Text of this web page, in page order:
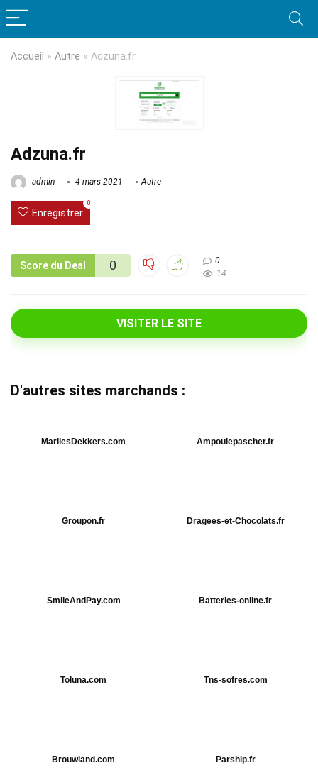
Accueil » Autre » Adzuna.fr
Adzuna.fr
admin 4 mars 2021 Autre
Enregistrer
0
Score du Deal 0
0
14
VISITER LE SITE
D'autres sites marchands :
MarliesDekkers.com Ampoulepascher.fr
Groupon.fr Dragees-et-Chocolats.fr
SmileAndPay.com Batteries-online.fr
Toluna.com Tns-sofres.com
Brouwland.com Parship.fr